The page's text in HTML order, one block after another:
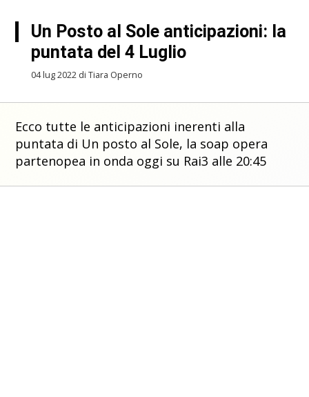
Un Posto al Sole anticipazioni: la
puntata del 4 Luglio
04 lug 2022 di Tiara Operno
Ecco tutte le anticipazioni inerenti alla
puntata di Un posto al Sole, la soap opera
partenopea in onda oggi su Rai3 alle 20:45